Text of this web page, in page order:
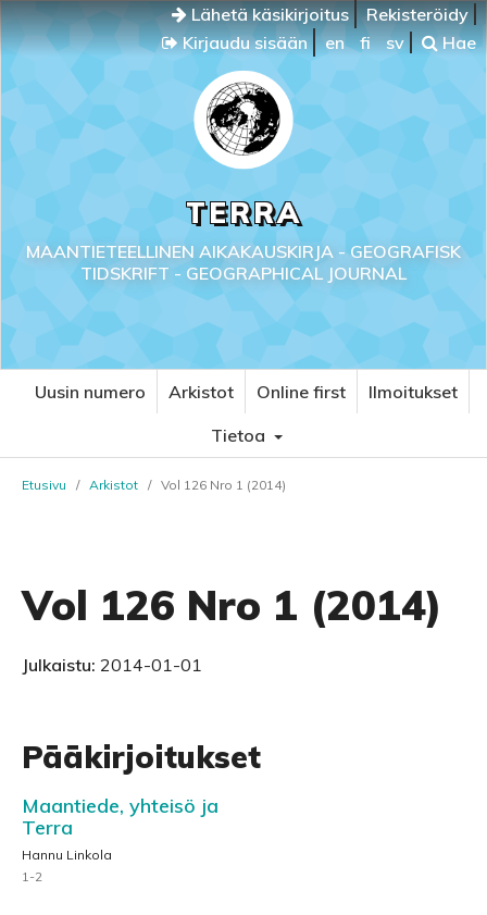
Lähetä käsikirjoitus
Rekisteröidy
Kirjaudu sisään
en fi sv Hae
TERRA
MAANTIETEELLINEN AIKAKAUSKIRJA - GEOGRAFISK
TIDSKRIFT - GEOGRAPHICAL JOURNAL
Uusin numero Arkistot Online first
Ilmoitukset
Tietoa
Etusivu / Arkistot / Vol 126 Nro 1 (2014)
Vol 126 Nro 1 (2014)
Julkaistu: 2014-01-01
Pääkirjoitukset
Maantiede, yhteisö ja
Terra
Hannu Linkola
1-2